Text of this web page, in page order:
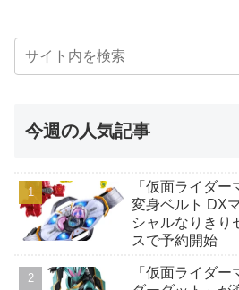
今週の人気記事
「仮面ライダ
変身ベルト DX
シャルなりきり
スで予約開始
「仮面ライダ